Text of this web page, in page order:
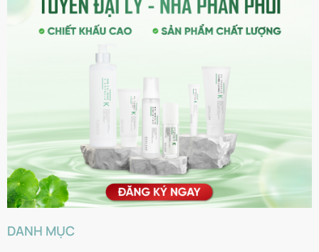
DANH MỤC